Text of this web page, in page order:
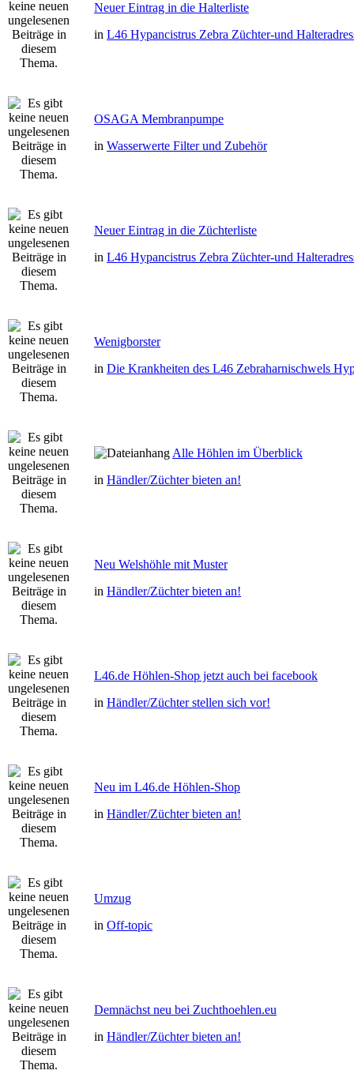
Neuer Eintrag in die Halterliste
in L46 Hypancistrus Zebra Züchter-und
OSAGA Membranpumpe
in Wasserwerte Filter und Zubehör
Neuer Eintrag in die Züchterliste
in L46 Hypancistrus Zebra Züchter-und
Wenigborster
in Die Krankheiten des L46 Zebraharnischwels
Alle Höhlen im Überblick
in Händler/Züchter bieten an!
Neu Welshöhle mit Muster
in Händler/Züchter bieten an!
L46.de Höhlen-Shop jetzt auch bei facebook
in Händler/Züchter stellen sich vor!
Neu im L46.de Höhlen-Shop
in Händler/Züchter bieten an!
Umzug
in Off-topic
Demnächst neu bei Zuchthoehlen.eu
in Händler/Züchter bieten an!